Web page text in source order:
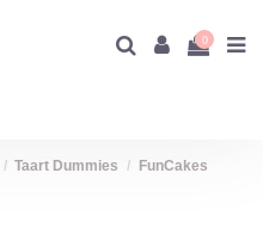
0
Taart Dummies
FunCakes